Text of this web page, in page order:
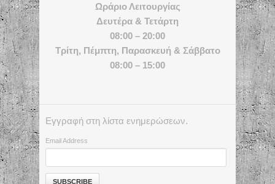
Ωράριο Λειτουργίας
Δευτέρα & Τετάρτη
08:00 – 20:00
Τρίτη, Πέμπτη, Παρασκευή & Σάββατο
08:00 – 15:00
Εγγραφή στη λίστα ενημερώσεων.
Email Address